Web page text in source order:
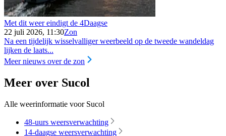
Met dit weer eindigt de 4Daagse
22 juli 2026, 11:30Zon
Na een tijdelijk wisselvalliger weerbeeld op de tweede wandeldag
lijken de laats...
Meer nieuws over de zon
Meer over Sucol
Alle weerinformatie voor Sucol
48-uurs weersverwachting
14-daagse weersverwachting